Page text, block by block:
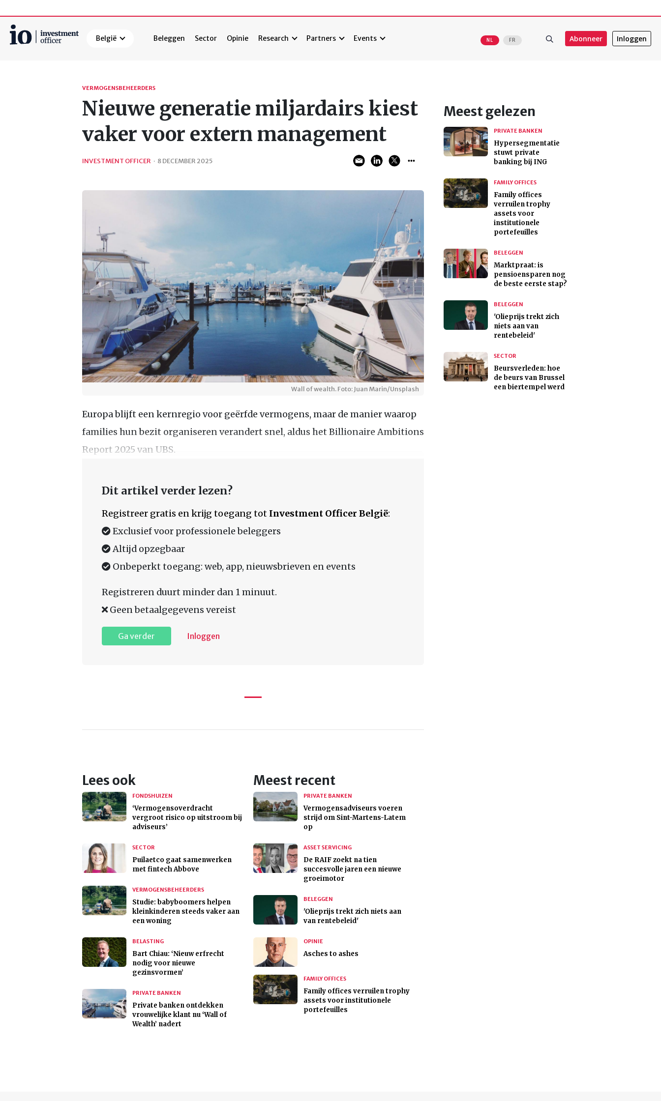
België Beleggen Sector Opinie Research Partners Events NL FR Abonneer Inloggen
VERMOGENSBEHEERDERS
Nieuwe generatie miljardairs kiest
vaker voor extern management
INVESTMENT OFFICER · 8 DECEMBER 2025
Wall of wealth. Foto: Juan Marin/Unsplash
Europa blijft een kernregio voor geërfde vermogens, maar de manier waarop
families hun bezit organiseren verandert snel, aldus het Billionaire Ambitions
Report 2025 van UBS.
Dit artikel verder lezen?
Registreer gratis en krijg toegang tot Investment Officer België:
Exclusief voor professionele beleggers
Altijd opzegbaar
Onbeperkt toegang: web, app, nieuwsbrieven en events
Registreren duurt minder dan 1 minuut.
Geen betaalgegevens vereist
Ga verder Inloggen
Lees ook
FONDSHUIZEN
‘Vermogensoverdracht
vergroot risico op uitstroom bij
adviseurs’
SECTOR
Puilaetco gaat samenwerken
met fintech Abbove
VERMOGENSBEHEERDERS
Studie: babyboomers helpen
kleinkinderen steeds vaker aan
een woning
BELASTING
Bart Chiau: ‘Nieuw erfrecht
nodig voor nieuwe
gezinsvormen’
PRIVATE BANKEN
Private banken ontdekken
vrouwelijke klant nu ‘Wall of
Wealth’ nadert
Meest recent
PRIVATE BANKEN
Vermogensadviseurs voeren
strijd om Sint-Martens-Latem
op
ASSET SERVICING
De RAIF zoekt na tien
succesvolle jaren een nieuwe
groeimotor
BELEGGEN
'Olieprijs trekt zich niets aan
van rentebeleid'
OPINIE
Asches to ashes
FAMILY OFFICES
Family offices verruilen trophy
assets voor institutionele
portefeuilles
Meest gelezen
PRIVATE BANKEN
Hypersegmentatie
stuwt private
banking bij ING
FAMILY OFFICES
Family offices
verruilen trophy
assets voor
institutionele
portefeuilles
BELEGGEN
Marktpraat: is
pensioensparen nog
de beste eerste stap?
BELEGGEN
'Olieprijs trekt zich
niets aan van
rentebeleid'
SECTOR
Beursverleden: hoe
de beurs van Brussel
een biertempel werd